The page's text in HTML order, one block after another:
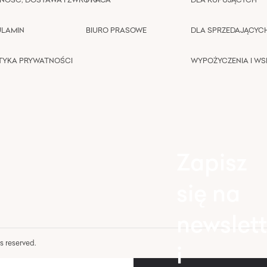
PRYWATNOŚCI
BIURO PRASOWE DLA
WYPOŻYCZENIA I
reserved.
i